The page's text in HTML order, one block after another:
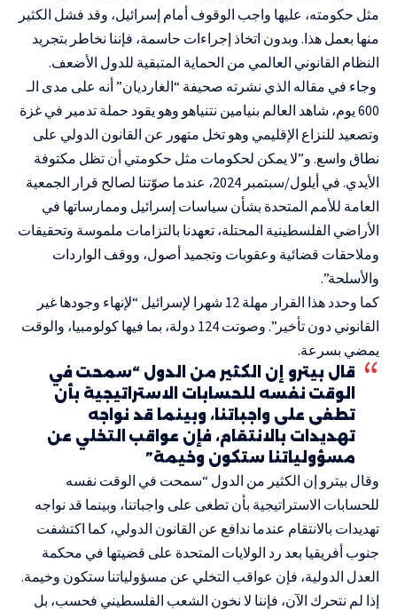
مثل حكومته، عليها واجب الوقوف أمام إسرائيل، وقد فشل الكثير
منها بعمل هذا. وبدون اتخاذ إجراءات حاسمة، فإننا نخاطر بتجريد
النظام القانوني العالمي من الحماية المتبقية للدول الأضعف.
وجاء في مقاله الذي نشرته صحيفة “الغارديان” أنه على مدى الـ
600 يوم، شاهد العالم بنيامين نتنياهو وهو يقود حملة تدمير في غزة
وتصعيد للنزاع الإقليمي وهو تخل متهور عن القانون الدولي على
نطاق واسع. و”لا يمكن لحكومات مثل حكومتي أن تظل مكتوفة
الأيدي. في أيلول/سبتمبر 2024، عندما صوّتنا لصالح قرار الجمعية
العامة للأمم المتحدة بشأن سياسات إسرائيل وممارساتها في
الأراضي الفلسطينية المحتلة، تعهدنا بالتزامات ملموسة وتحقيقات
وملاحقات قضائية وعقوبات وتجميد أصول، ووقف الواردات
والأسلحة”.
كما وحدد هذا القرار مهلة 12 شهرا لإسرائيل “لإنهاء وجودها غير
القانوني دون تأخير”. وصوتت 124 دولة، بما فيها
كولومبيا، والوقت
يمضي بسرعة.
قال بيترو إن الكثير من الدول “سمحت في
الوقت نفسه للحسابات الاستراتيجية بأن
تطغى على واجباتنا، وبينما قد نواجه
تهديدات بالانتقام، فإن عواقب التخلي عن
مسؤولياتنا ستكون وخيمة”
وقال بيترو إن الكثير من الدول “سمحت في الوقت نفسه
للحسابات الاستراتيجية بأن تطغى على واجباتنا، وبينما قد نواجه
تهديدات بالانتقام عندما ندافع عن القانون الدولي، كما اكتشفت
جنوب أفريقيا بعد رد الولايات المتحدة على قضيتها في محكمة
العدل الدولية، فإن عواقب التخلي عن مسؤولياتنا ستكون وخيمة.
إذا لم نتحرك الآن، فإننا لا نخون الشعب الفلسطيني فحسب، بل